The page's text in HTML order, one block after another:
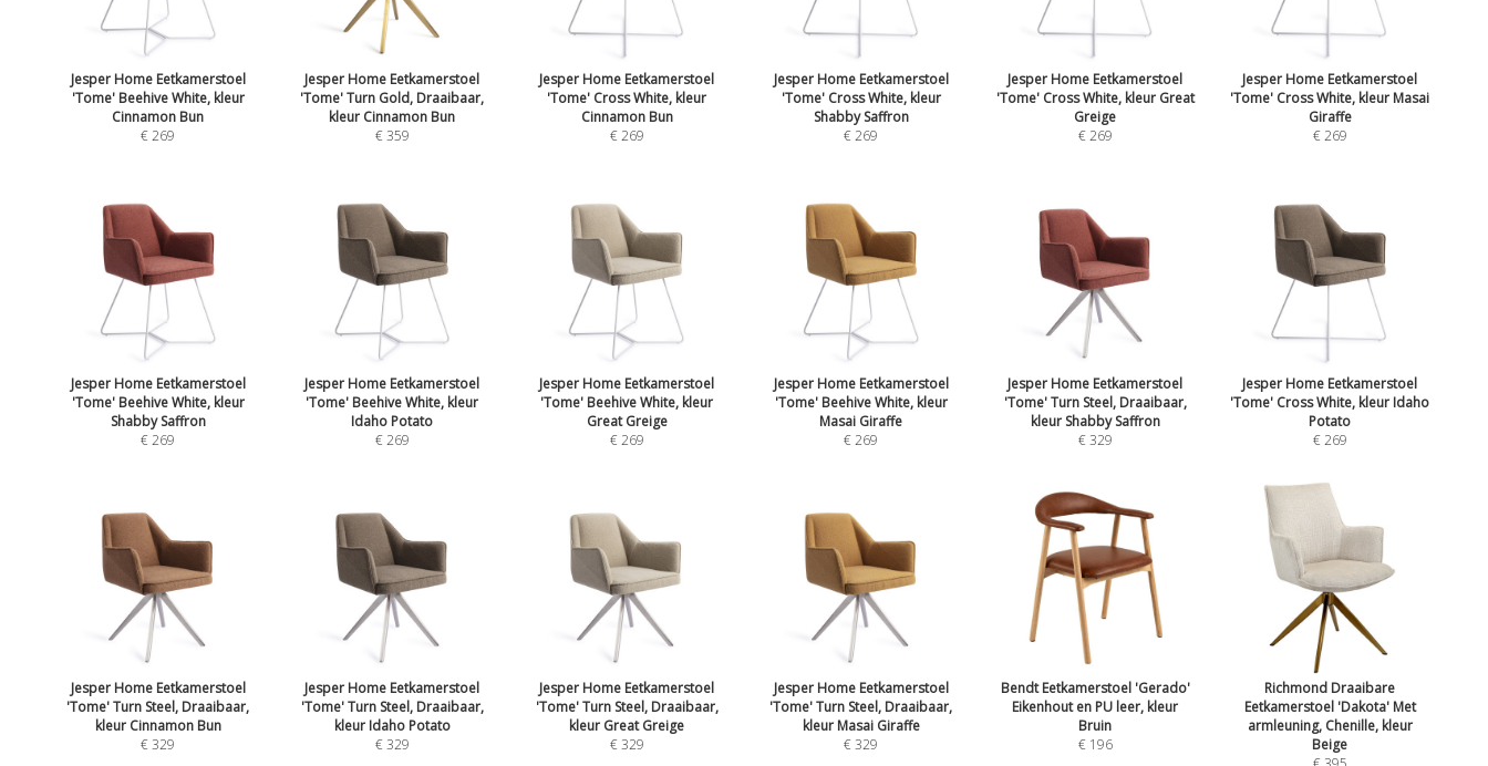
Jesper Home Eetkamerstoel
'Tome' Beehive White, kleur
Cinnamon Bun
€ 269
Jesper Home Eetkamerstoel
'Tome' Turn Gold, Draaibaar,
kleur Cinnamon Bun
€ 359
Jesper Home Eetkamerstoel
'Tome' Cross White, kleur
Cinnamon Bun
€ 269
Jesper Home Eetkamerstoel
'Tome' Cross White, kleur
Shabby Saffron
€ 269
Jesper Home Eetkamerstoel
'Tome' Cross White, kleur Great
Greige
€ 269
Jesper Home Eetkamerstoel
'Tome' Cross White, kleur Masai
Giraffe
€ 269
Jesper Home Eetkamerstoel
'Tome' Beehive White, kleur
Shabby Saffron
€ 269
Jesper Home Eetkamerstoel
'Tome' Beehive White, kleur
Idaho Potato
€ 269
Jesper Home Eetkamerstoel
'Tome' Beehive White, kleur
Great Greige
€ 269
Jesper Home Eetkamerstoel
'Tome' Beehive White, kleur
Masai Giraffe
€ 269
Jesper Home Eetkamerstoel
'Tome' Turn Steel, Draaibaar,
kleur Shabby Saffron
€ 329
Jesper Home Eetkamerstoel
'Tome' Cross White, kleur Idaho
Potato
€ 269
Jesper Home Eetkamerstoel
'Tome' Turn Steel, Draaibaar,
kleur Cinnamon Bun
€ 329
Jesper Home Eetkamerstoel
'Tome' Turn Steel, Draaibaar,
kleur Idaho Potato
€ 329
Jesper Home Eetkamerstoel
'Tome' Turn Steel, Draaibaar,
kleur Great Greige
€ 329
Jesper Home Eetkamerstoel
'Tome' Turn Steel, Draaibaar,
kleur Masai Giraffe
€ 329
Bendt Eetkamerstoel 'Gerado'
Eikenhout en PU leer, kleur
Bruin
€ 196
Richmond Draaibare
Eetkamerstoel 'Dakota' Met
armleuning, Chenille, kleur
Beige